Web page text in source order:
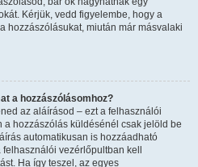
Kérjük, vedd figyelembe, hogy a
hozzászólásukat, miután már másvalaki
a hozzászólásomhoz?
az aláírásod – ezt a felhasználói
hozzászólás küldésénél csak jelöld be
automatikusan is hozzáadható
vezérlőpultban kell
Ha így teszel, az egyes